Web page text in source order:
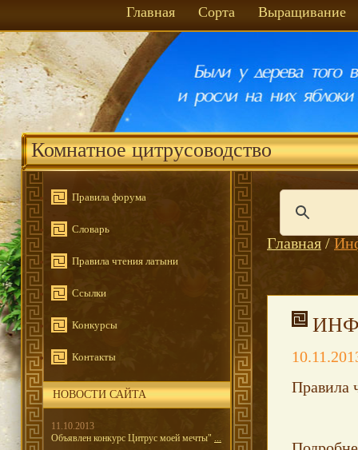
Главная Сорта Выращивание
Комнатное цитрусоводство
Правила форума
Словарь
Правила чтения латыни
Ссылки
Конкурсы
Контакты
НОВОСТИ САЙТА
11.10.2013
Объявлен конкурс Цитрус моей мечты" ...
Главная /
Правила